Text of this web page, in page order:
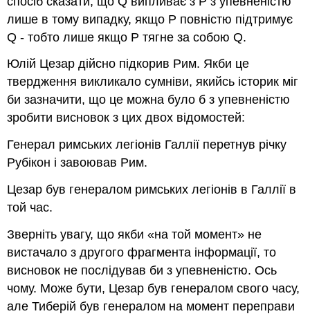
лише в тому випадку, якщо P повністю підтримує
Q - тобто лише якщо P тягне за собою Q.
Юлій Цезар дійсно підкорив Рим. Якби це
твердження викликало сумніви, якийсь історик міг
би зазначити, що це можна було б з упевненістю
зробити висновок з цих двох відомостей:
Генерал римських легіонів Галлії перетнув річку
Рубікон і завоював Рим.
Цезар був генералом римських легіонів в Галлії в
той час.
Зверніть увагу, що якби «на той момент» не
вистачало з другого фрагмента інформації, то
висновок не послідував би з упевненістю. Ось
чому. Може бути, Цезар був генералом свого часу,
але Тиберій був генералом на момент переправи